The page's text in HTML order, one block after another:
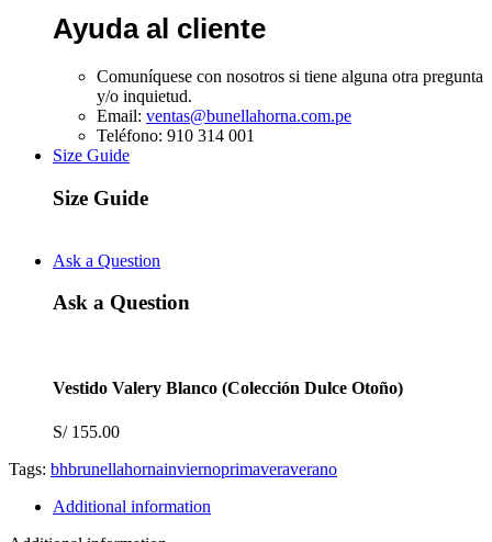
Ayuda al cliente
Comuníquese con nosotros si tiene alguna otra pregunta
y/o inquietud.
Email: ventas@bunellahorna.com.pe
Teléfono: 910 314 001
Size Guide
Size Guide
Ask a Question
Ask a Question
Vestido Valery Blanco (Colección Dulce Otoño)
S/155.00
Tags: bhbrunellahornainviernoprimaveraverano
Additional information